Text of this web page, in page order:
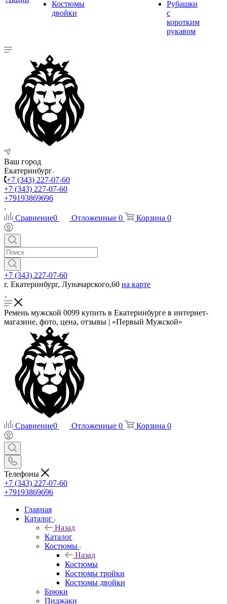
Костюмы
двойки
Рубашки
с
коротким
рукавом
Ваш город
Екатеринбург
+7 (343) 227-07-60
+7 (343) 227-07-60
+79193869696
Сравнение0 Отложенные 0 Корзина 0
+7 (343) 227-07-60
г. Екатеринбург, Луначарского,60 на карте
Ремень мужской 0099 купить в Екатеринбурге в интернет-
магазине, фото, цена, отзывы | «Первый Мужской»
Сравнение0 Отложенные 0 Корзина 0
Телефоны
+7 (343) 227-07-60
+79193869696
Главная
Каталог
Назад
Каталог
Костюмы
Назад
Костюмы
Костюмы тройки
Костюмы двойки
Брюки
Пиджаки